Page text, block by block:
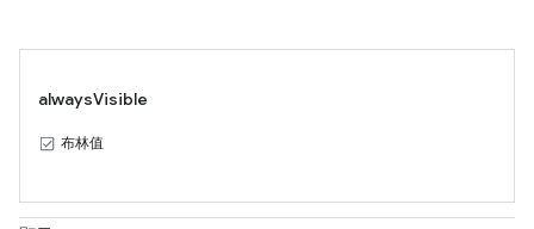
alwaysVisible
布林值